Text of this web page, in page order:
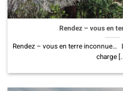
Rendez – vous en
Rendez – vous en terre inconnue…
charge